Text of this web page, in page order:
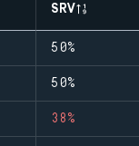
SRV
50%
50%
38%